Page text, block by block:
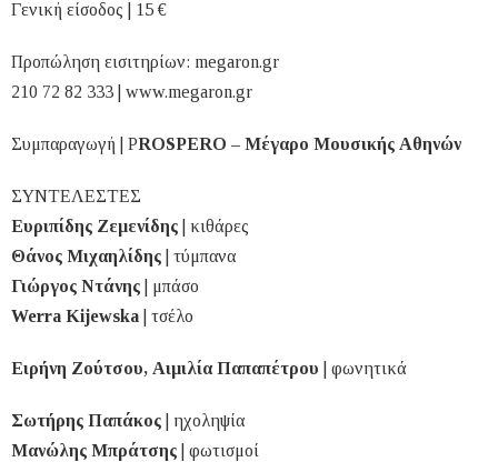
Γενική είσοδος | 15 €
Προπώληση εισιτηρίων: megaron.gr
210 72 82 333 | www.megaron.gr
Συμπαραγωγή | PROSPERO – Μέγαρο Μουσικής Αθηνών
ΣΥΝΤΕΛΕΣΤΕΣ
Ευριπίδης Ζεμενίδης | κιθάρες
Θάνος Μιχαηλίδης
| τύμπανα
Γιώργος Ντάνης | μπάσο
Werra Kijewska | τσέλο
Ειρήνη Ζούτσου, Αιμιλία Παπαπέτρου | φωνητικά
Σωτήρης Παπάκος
| ηχοληψία
Μανώλης Μπράτσης | φωτισμοί